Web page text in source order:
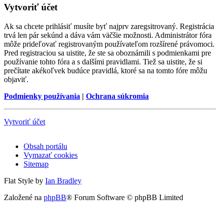
Vytvoriť účet
Ak sa chcete prihlásiť musíte byť najprv zaregsitrovaný. Registrácia
trvá len pár sekúnd a dáva vám väčšie možnosti. Administrátor fóra
môže prideľovať registrovaným používateľom rozšírené právomoci.
Pred registraciou sa uistite, že ste sa oboznámili s podmienkami pre
používanie tohto fóra a s dalšími pravidlami. Tiež sa uistite, že si
prečítate akékoľvek budúce pravidlá, ktoré sa na tomto fóre môžu
objaviť.
Podmienky používania | Ochrana súkromia
Vytvoriť účet
Obsah portálu
Vymazať cookies
Sitemap
Flat Style by Ian Bradley
Založené na phpBB® Forum Software © phpBB Limited